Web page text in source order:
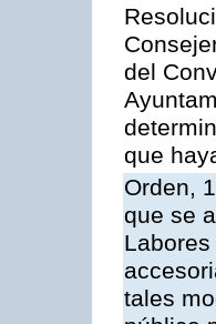
del
que
Orden,
que se
tales